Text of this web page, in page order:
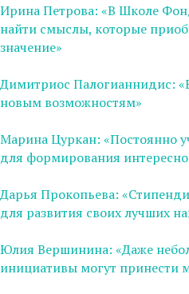
Ирина Петрова: «В Школе
найти смыслы, которые
значение»
Димитриос Палогианнидис:
новым возможностям»
Марина Цуркан: «Постоянно
для формирования
Дарья Прокопьева:
для развития своих лучших
Юлия Вершинина: «Даже
инициативы могут принести